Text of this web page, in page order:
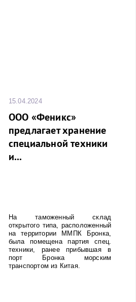
15.04.2024
ООО «Феникс»
предлагает хранение
специальной техники
и...
На таможенный склад
открытого типа, расположенный
на территории ММПК Бронка,
была помещена партия спец.
техники, ранее прибывшая в
порт Бронка морским
транспортом из Китая.